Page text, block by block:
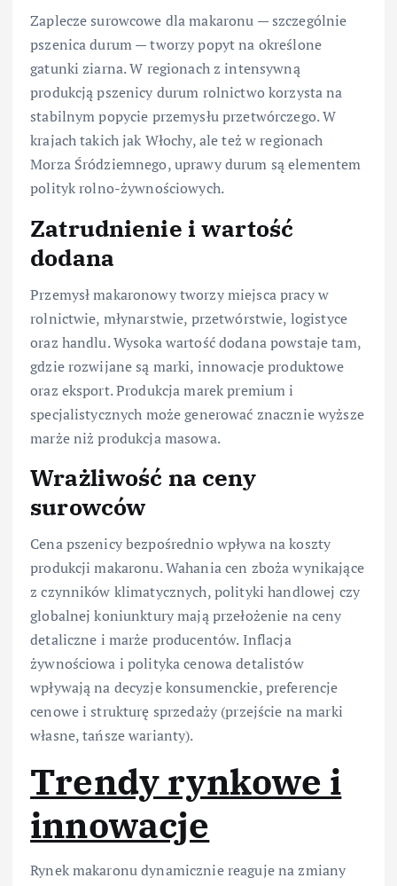
Zaplecze surowcowe dla makaronu — szczególnie
pszenica durum — tworzy popyt na określone
gatunki ziarna. W regionach z intensywną
produkcją pszenicy durum rolnictwo korzysta na
stabilnym popycie przemysłu przetwórczego. W
krajach takich jak Włochy, ale też w regionach
Morza Śródziemnego, uprawy durum są elementem
polityk rolno-żywnościowych.
Zatrudnienie i wartość
dodana
Przemysł makaronowy tworzy miejsca pracy w
rolnictwie, młynarstwie, przetwórstwie, logistyce
oraz handlu. Wysoka wartość dodana powstaje tam,
gdzie rozwijane są marki, innowacje produktowe
oraz eksport. Produkcja marek premium i
specjalistycznych może generować znacznie wyższe
marże niż produkcja masowa.
Wrażliwość na ceny
surowców
Cena pszenicy bezpośrednio wpływa na koszty
produkcji makaronu. Wahania cen zboża wynikające
z czynników klimatycznych, polityki handlowej czy
globalnej koniunktury mają przełożenie na ceny
detaliczne i marże producentów. Inflacja
żywnościowa i polityka cenowa detalistów
wpływają na decyzje konsumenckie, preferencje
cenowe i strukturę sprzedaży (przejście na marki
własne, tańsze warianty).
Trendy rynkowe i
innowacje
Rynek makaronu dynamicznie reaguje na zmiany